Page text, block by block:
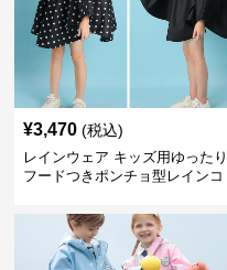
¥3,470 (税込)
レインウェア キッズ用ゆったり
フードつきポンチョ型レインコ